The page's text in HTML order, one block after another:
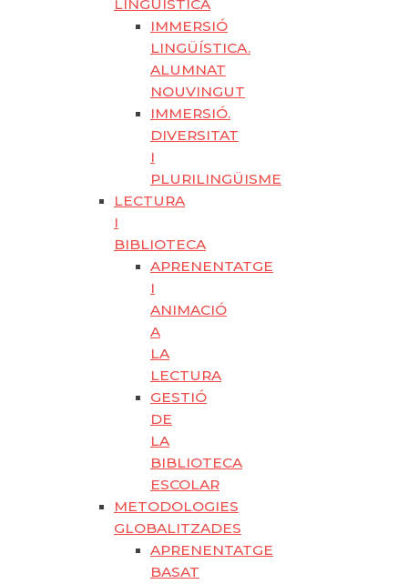
LINGÜÍSTICA
IMMERSIÓ
LINGÜÍSTICA.
ALUMNAT
NOUVINGUT
IMMERSIÓ.
DIVERSITAT
I
PLURILINGÜISME
LECTURA
I
BIBLIOTECA
APRENENTATGE
I
ANIMACIÓ
A
LA
LECTURA
GESTIÓ
DE
LA
BIBLIOTECA
ESCOLAR
METODOLOGIES
GLOBALITZADES
APRENENTATGE
BASAT